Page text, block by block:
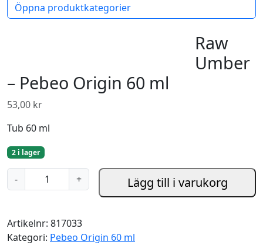
Öppna produktkategorier
Raw
Umber
– Pebeo Origin 60 ml
53,00 kr
Tub 60 ml
2 i lager
-
a
U
m
b
+ Lägg till i varukorg
Artikelnr: 817033
Kategori: Pebeo Origin 60 ml